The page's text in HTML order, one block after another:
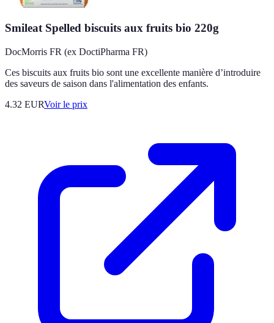
Smileat Spelled biscuits aux fruits bio 220g
DocMorris FR (ex DoctiPharma FR)
Ces biscuits aux fruits bio sont une excellente manière d’introduire
des saveurs de saison dans l'alimentation des enfants.
4.32 EURVoir le prix